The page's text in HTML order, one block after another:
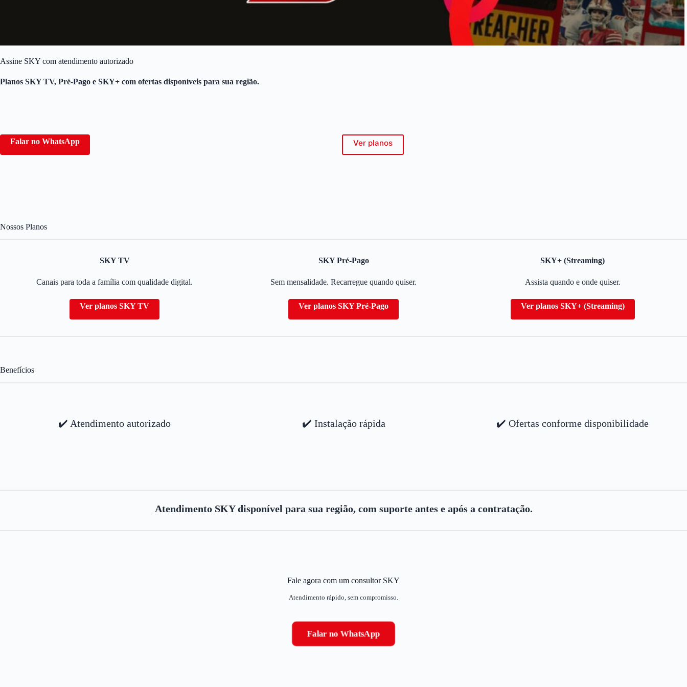
Assine SKY com atendimento autorizado
Planos SKY TV, Pré-Pago e SKY+ com ofertas disponíveis para sua região.
Falar no WhatsApp Ver planos
Nossos Planos
SKY TV
Canais para toda a família com qualidade digital.
Ver planos SKY TV
SKY Pré-Pago
Sem mensalidade. Recarregue quando quiser.
Ver planos SKY Pré-Pago
SKY+ (Streaming)
Assista quando e onde quiser.
Ver planos SKY+ (Streaming)
Benefícios
✔️ Atendimento autorizado ✔️ Instalação rápida ✔️ Ofertas conforme disponibilidade
Atendimento SKY disponível para sua região, com suporte antes e após a contratação.
Fale agora com um consultor SKY
Atendimento rápido, sem compromisso.
Falar no WhatsApp